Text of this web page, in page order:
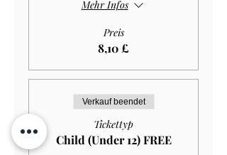
Mehr Infos
Preis
8,10 £
Verkauf beendet
Tickettyp
Child (Under 12) FREE